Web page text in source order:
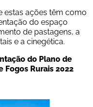
estas ações têm como
do espaço
de pastagens, a
e a cinegética.
do Plano de
Fogos Rurais 2022